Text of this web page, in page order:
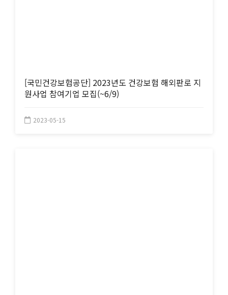
[국민건강보험공단] 2023년도 건강보험 해외판로 지
원사업 참여기업 모집(~6/9)
2023-05-15